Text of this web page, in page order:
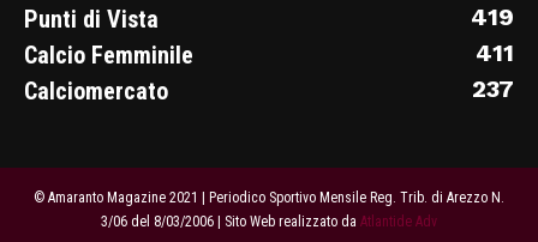
Punti di Vista
419
Calcio Femminile
411
Calciomercato
237
© Amaranto Magazine 2021 | Periodico Sportivo Mensile Reg. Trib. di Arezzo N.
3/06 del 8/03/2006 | Sito Web realizzato da Atlantide Adv